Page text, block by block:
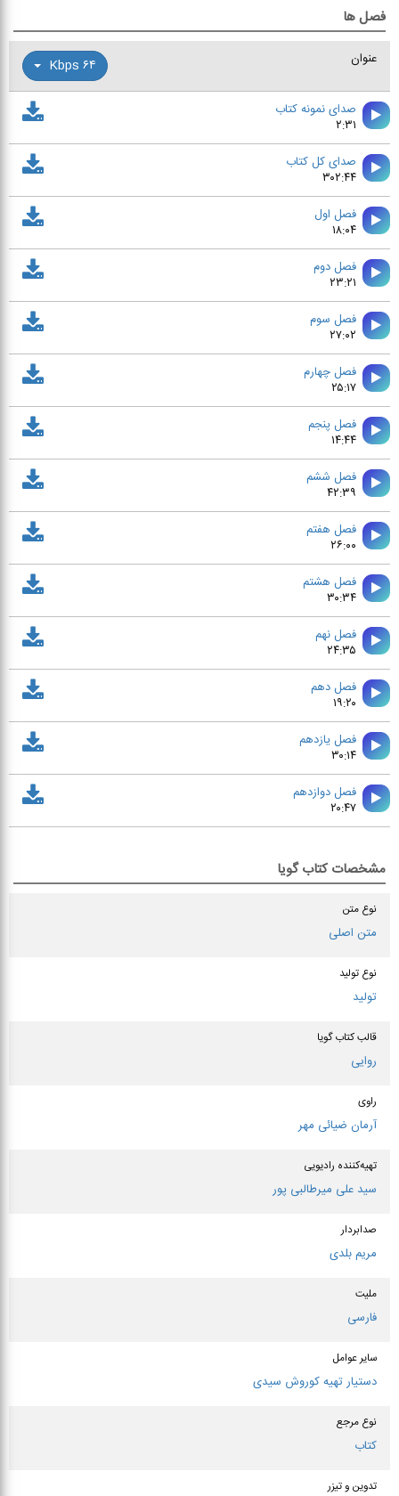
فصل ها
عنوان ۶۴ Kbps
صدای نمونه کتاب
۲:۳۱
صدای کل کتاب
۳۰۲:۴۴
فصل اول
۱۸:۰۴
فصل دوم
۲۳:۲۱
فصل سوم
۲۷:۰۲
فصل چهارم
۲۵:۱۷
فصل پنجم
۱۴:۴۴
فصل ششم
۴۲:۳۹
فصل هفتم
۲۶:۰۰
فصل هشتم
۳۰:۳۴
فصل نهم
۲۴:۳۵
فصل دهم
۱۹:۲۰
فصل يازدهم
۳۰:۱۴
فصل دوازدهم
۲۰:۴۷
مشخصات کتاب گویا
نوع متن
متن اصلی
نوع تولید
تولید
قالب کتاب گویا
روایی
راوی
آرمان ضیائی مهر
تهیه‌کننده رادیویی
سید علی میرطالبی پور
صدابردار
مریم بلدی
ملیت
فارسی
سایر عوامل
دستیار تهیه كوروش سیدی
نوع مرجع
کتاب
تدوین و تیزر